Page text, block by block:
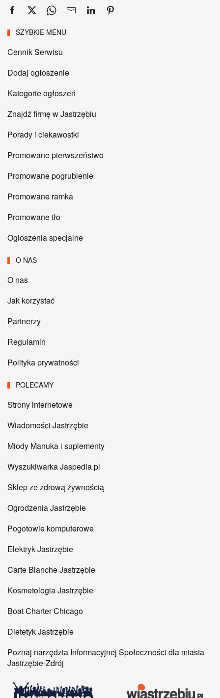
SZYBKIE MENU
Cennik Serwisu
Dodaj ogłoszenie
Kategorie ogłoszeń
Znajdź firmę w Jastrzębiu
Porady i ciekawostki
Promowane pierwszeństwo
Promowane pogrubienie
Promowane ramka
Promowane tło
Ogloszenia specjalne
O NAS
O nas
Jak korzystać
Partnerzy
Regulamin
Polityka prywatności
POLECAMY
Strony internetowe
Wiadomości Jastrzębie
Miody Manuka i suplementy
Wyszukiwarka Jaspedia.pl
Sklep ze zdrową żywnością
Ogrodzenia Jastrzębie
Pogotowie komputerowe
Elektryk Jastrzębie
Carte Blanche Jastrzębie
Kosmetologia Jastrzębie
Boat Charter Chicago
Dietetyk Jastrzębie
Poznaj narzędzia Informacyjnej Społeczności dla miasta
Jastrzębie-Zdrój